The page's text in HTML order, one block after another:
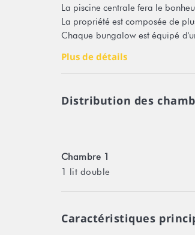
La piscine centrale fera le
La propriété est composée de
Chaque bungalow est équipé
Dîner 2 plats aux saveurs des
*Accès libre à la piscine
*Eau chaude solaire
*Suivi de votre séjour
*Restauration possible
Plus de détails
Distribution des
Chambre 1
1 lit double
Caractéristiques